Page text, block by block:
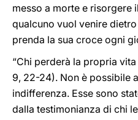
messo a morte e risorgere
qualcuno vuol venire
prenda la sua croce ogni
“Chi perderà la propria
9, 22-24). Non è possibile
indifferenza. Esse sono
dalla testimonianza di chi